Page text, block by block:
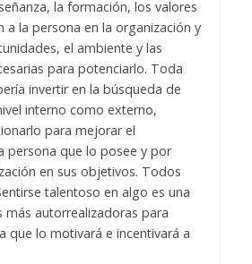
la formación, los valores
a la persona en la organización y
el ambiente y las
para potenciarlo. Toda
invertir en la búsqueda de
interno como externo,
para mejorar el
persona que lo posee y por
en sus objetivos. Todos
talentoso en algo es una
más autorrealizadoras para
que lo motivará e incentivará a